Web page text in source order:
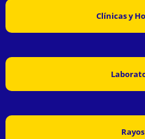
Clínicas y